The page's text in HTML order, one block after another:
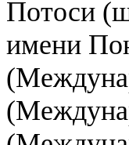
Потоси
имени